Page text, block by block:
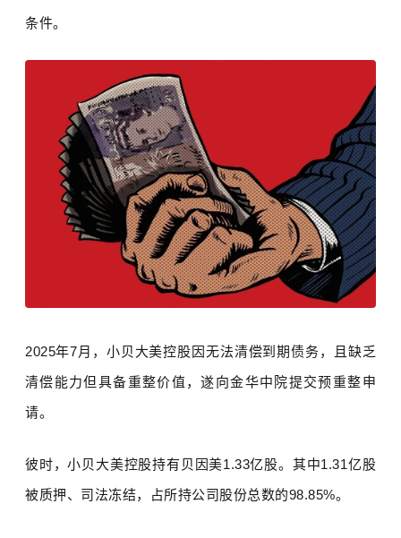
条件。
2025年7月，小贝大美控股因无法清偿到期债务，且缺乏
清偿能力但具备重整价值，遂向金华中院提交预重整申
请。
彼时，小贝大美控股持有贝因美1.33亿股。其中1.31亿股
被质押、司法冻结，占所持公司股份总数的98.85%。